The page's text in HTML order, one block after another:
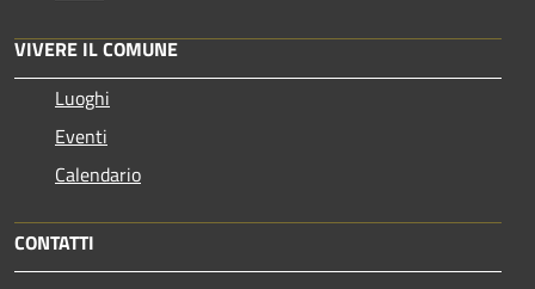
VIVERE IL COMUNE
Luoghi
Eventi
Calendario
CONTATTI